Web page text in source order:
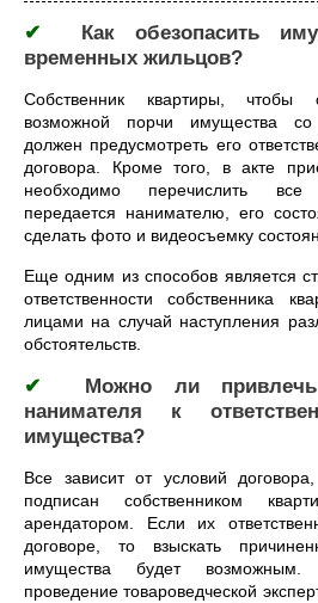
✔ Как обезопасить
временных жильцов?
Собственник квартиры, чтобы
возможной порчи имущества
должен предусмотреть его
договора. Кроме того, в акте
необходимо перечислить
передается нанимателю, его
сделать фото и видеосъемку
Еще одним из способов является
ответственности собственника
лицами на случай наступления
обстоятельств.
✔ Можно ли привлечь
нанимателя к
имущества?
Все зависит от условий
подписан собственником
арендатором. Если их
договоре, то взыскать
имущества будет возможным.
проведение товароведческой